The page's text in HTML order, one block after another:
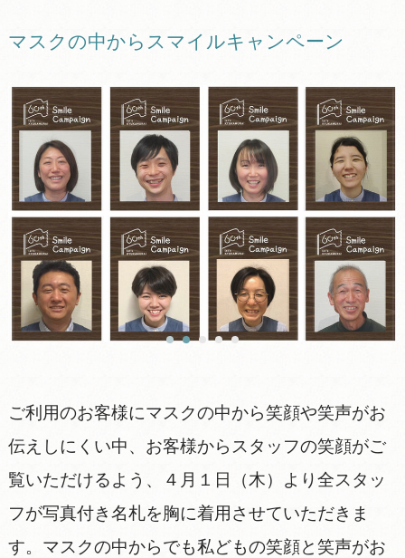
マスクの中からスマイルキャンペーン
ご利用のお客様にマスクの中から笑顔や笑声がお
伝えしにくい中、お客様からスタッフの笑顔がご
覧いただけるよう、４月１日（木）より全スタッ
フが写真付き名札を胸に着用させていただきま
す。マスクの中からでも私どもの笑顔と笑声がお